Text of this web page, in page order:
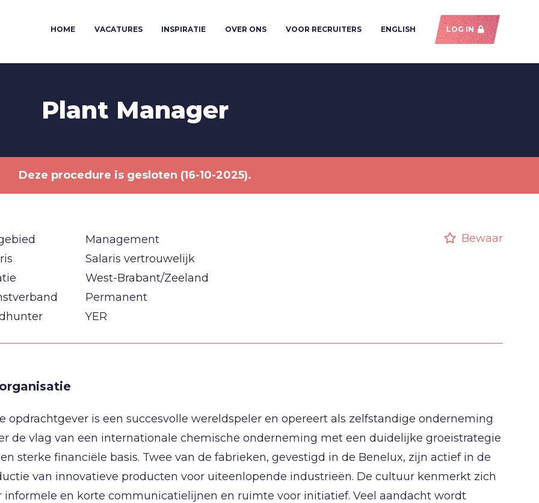
HOME VACATURES INSPIRATIE OVER ONS VOOR RECRUITERS ENGLISH LOG IN
Plant Manager
Deze procedure is gesloten (16-10-2025).
Management
Salaris vertrouwelijk
West-Brabant/Zeeland
Permanent
YER
Bewaar
opdrachtgever is een succesvolle wereldspeler en opereert als zelfstandige onderneming
de vlag van een internationale chemische onderneming met een duidelijke groeistrategie
sterke financiële basis. Twee van de fabrieken, gevestigd in de Benelux, zijn actief in de
van innovatieve producten voor uiteenlopende industrieën. De cultuur kenmerkt zich
informele en korte communicatielijnen en ruimte voor initiatief. Veel aandacht wordt